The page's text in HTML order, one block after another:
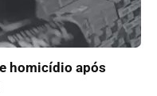
homicídio após